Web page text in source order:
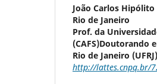
João Carlos
Rio de Janeiro
Prof. da
(CAFS)Doutorando
Rio de Janeiro (UFRJ)
http://lattes.cnpq.br/